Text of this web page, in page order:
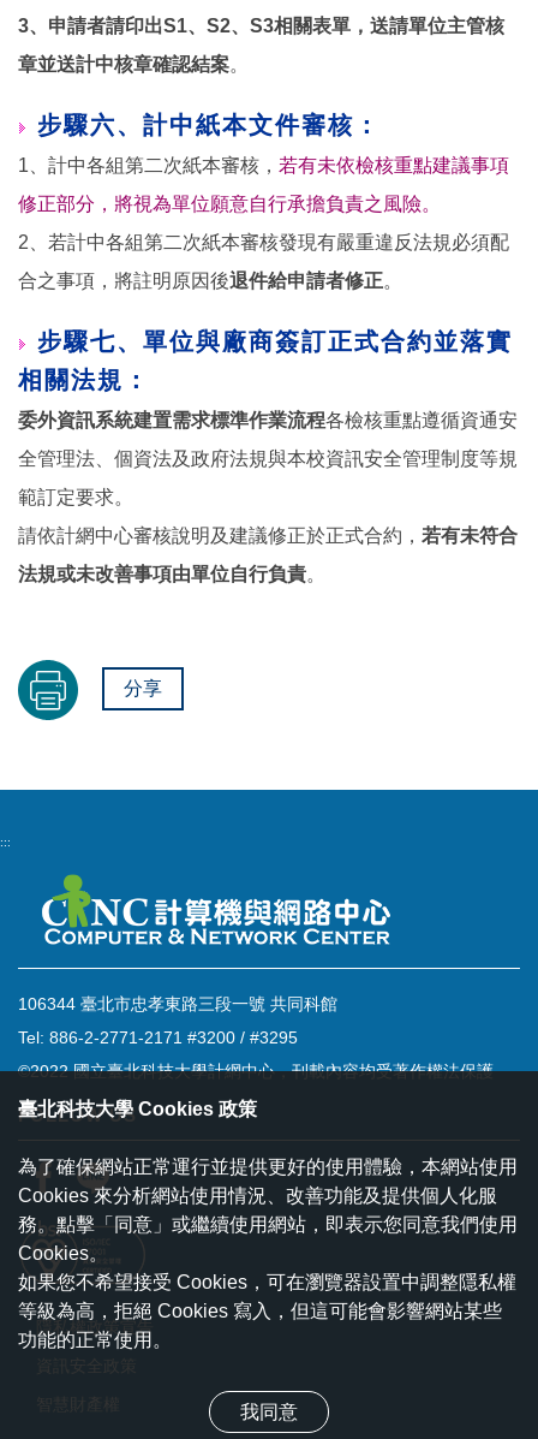
3、申請者請印出S1、S2、S3相關表單，送請單位主管核
章並送計中核章確認結案。
步驟六、計中紙本文件審核：
1、計中各組第二次紙本審核， 若有未依檢核重點建議事項
修正部分，將視為單位願意自行承擔負責之風險。
2、若計中各組第二次紙本審核發現有嚴重違反法規必須配
合之事項，將註明原因後退件給申請者修正。
步驟七、單位與廠商簽訂正式合約並落實
相關法規：
委外資訊系統建置需求標準作業流程各檢核重點遵循資通安
全管理法、個資法及政府法規與本校資訊安全管理制度等規
範訂定要求。
請依計網中心審核說明及建議修正於正式合約， 若有未符合
法規或未改善事項由單位自行負責。
分享
:::
106344 臺北市忠孝東路三段一號 共同科館
Tel: 886-2-2771-2171 #3200 / #3295
©2022 國立臺北科技大學計網中心，刊載內容均受著作權法保護
FOLLOW US
隱私權政策宣告
資訊安全政策
智慧財產權
臺北科技大學 Cookies 政策
為了確保網站正常運行並提供更好的使用體驗，本網站使用
Cookies 來分析網站使用情況、改善功能及提供個人化服
務。點擊「同意」或繼續使用網站，即表示您同意我們使用
Cookies。
如果您不希望接受 Cookies，可在瀏覽器設置中調整隱私權
等級為高，拒絕 Cookies 寫入，但這可能會影響網站某些
功能的正常使用。
我同意